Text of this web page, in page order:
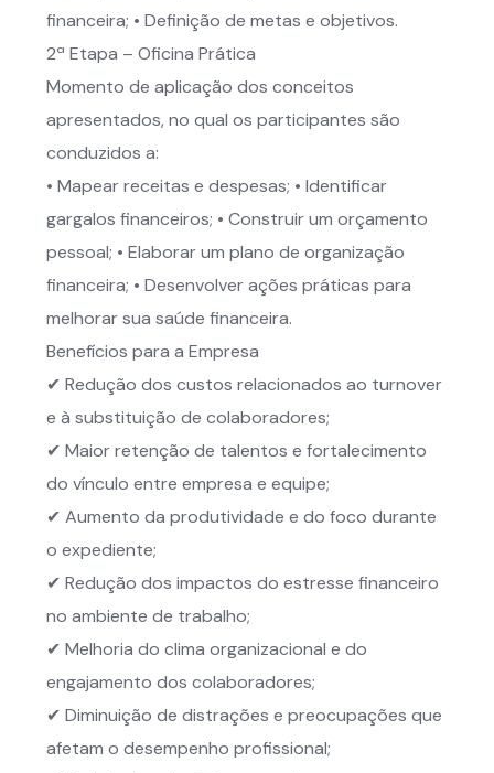
financeira; • Definição de metas e objetivos.
2ª Etapa – Oficina Prática
Momento de aplicação dos conceitos
apresentados, no qual os participantes são
conduzidos a:
• Mapear receitas e despesas; • Identificar
gargalos financeiros; • Construir um orçamento
pessoal; • Elaborar um plano de organização
financeira; • Desenvolver ações práticas para
melhorar sua saúde financeira.
Benefícios para a Empresa
✔ Redução dos custos relacionados ao turnover
e à substituição de colaboradores;
✔ Maior retenção de talentos e fortalecimento
do vínculo entre empresa e equipe;
✔ Aumento da produtividade e do foco durante
o expediente;
✔ Redução dos impactos do estresse financeiro
no ambiente de trabalho;
✔ Melhoria do clima organizacional e do
engajamento dos colaboradores;
✔ Diminuição de distrações e preocupações que
afetam o desempenho profissional;